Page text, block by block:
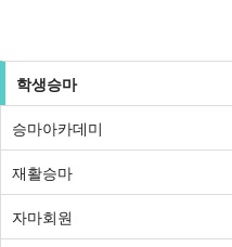
학생승마
승마아카데미
재활승마
자마회원